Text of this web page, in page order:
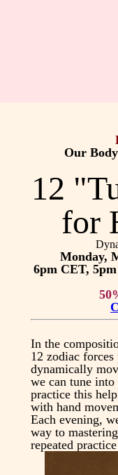
Our
12
for
Monday,
6pm CET,
In the
12 zodiac
dynamically
we can tune
practice this
with hand
Each evening,
way to
repeated